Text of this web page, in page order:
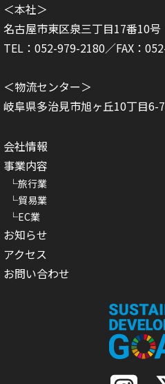
＜本社＞
名古屋市東区泉三丁目17番10
TEL：052-979-2180／FAX：
＜物流センター＞
岐阜県多治見市旭ヶ丘10丁目6-
会社情報
事業内容
旅行業
貿易業
EC業
お知らせ
アクセス
お問い合わせ